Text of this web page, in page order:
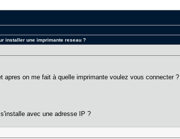
installer une imprimante reseau ?
on me fait à quelle imprimante voulez vous connecter ?
avec une adresse IP ?